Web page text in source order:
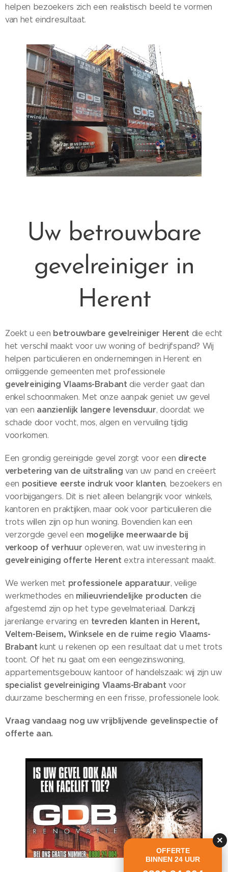
×
OFFERTE
BINNEN 24 UUR
helpen bezoekers zich een realistisch beeld te vormen
van het eindresultaat.
Uw betrouwbare
gevelreiniger in
Herent
Zoekt u een betrouwbare gevelreiniger Herent die echt
het verschil maakt voor uw woning of bedrijfspand? Wij
helpen particulieren en ondernemingen in Herent en
omliggende gemeenten met professionele
gevelreiniging Vlaams-Brabant die verder gaat dan
enkel schoonmaken. Met onze aanpak geniet uw gevel
van een aanzienlijk langere levensduur, doordat we
schade door vocht, mos, algen en vervuiling tijdig
voorkomen.
Een grondig gereinigde gevel zorgt voor een directe
verbetering van de uitstraling van uw pand en creëert
een positieve eerste indruk voor klanten, bezoekers en
voorbijgangers. Dit is niet alleen belangrijk voor winkels,
kantoren en praktijken, maar ook voor particulieren die
trots willen zijn op hun woning. Bovendien kan een
verzorgde gevel een mogelijke meerwaarde bij
verkoop of verhuur opleveren, wat uw investering in
gevelreiniging offerte Herent extra interessant maakt.
We werken met professionele apparatuur, veilige
werkmethodes en milieuvriendelijke producten die
afgestemd zijn op het type gevelmateriaal. Dankzij
jarenlange ervaring en tevreden klanten in Herent,
Veltem-Beisem, Winksele en de ruime regio Vlaams-
Brabant kunt u rekenen op een resultaat dat u met trots
toont. Of het nu gaat om een eengezinswoning,
appartementsgebouw, kantoor of handelszaak: wij zijn uw
specialist gevelreiniging Vlaams-Brabant voor
duurzame bescherming en een frisse, professionele look.
Vraag vandaag nog uw vrijblijvende gevelinspectie of
offerte aan.